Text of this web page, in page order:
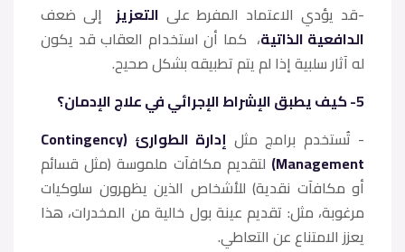
-قد يؤدي الاعتماد المفرط على التعزيز إلى ضعف
الدافعية الذاتية، كما أن استخدام العقاب قد يكون
له آثار سلبية إذا لم يتم تطبيقه بشكل صحيح.
5- كيف يطبق الإشراط الإجرائي في علاج الإدمان؟
- تُستخدم برامج مثل
إدارة الطوارئ (Contingency
Management) لتقديم مكافآت ملموسة (مثل قسائم
أو مكافآت نقدية) للأشخاص الذين يظهرون سلوكيات
مرغوبة، مثل: تقديم عينة بول خالية من المخدرات، هذا
يعزز الامتناع عن التعاطي.